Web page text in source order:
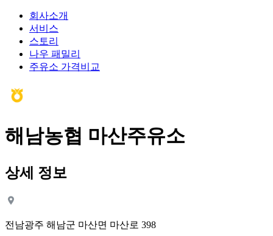
회사소개
서비스
스토리
나우 패밀리
주유소 가격비교
해남농협 마산주유소
상세 정보
전남광주 해남군 마산면 마산로 398